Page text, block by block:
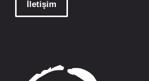
İletişim